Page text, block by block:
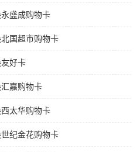
盛成购物卡
国超市购物卡
好卡
嘉购物卡
太华购物卡
纪金花购物卡